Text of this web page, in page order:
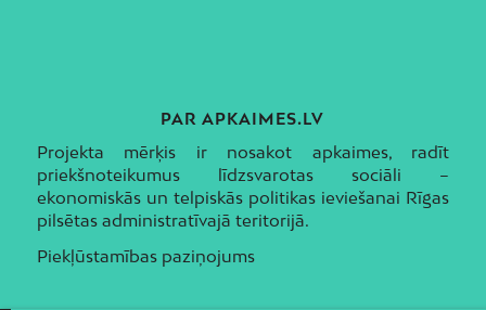
PAR APKAIMES.LV
Projekta mērķis ir nosakot apkaimes, radīt
priekšnoteikumus līdzsvarotas sociāli –
ekonomiskās un telpiskās politikas ieviešanai Rīgas
pilsētas administratīvajā teritorijā.
Piekļūstamības paziņojums